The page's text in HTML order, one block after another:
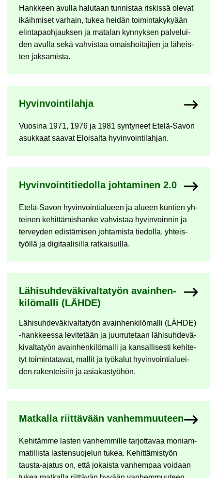
Hank­keen avul­la ha­lu­taan tun­nis­taa ris­kis­sä ole­vat
ikäih­mi­set var­hain, tukea hei­dän toi­min­ta­ky­ky­ään
elin­ta­paoh­jauk­sen ja ma­ta­lan kyn­nyk­sen pal­ve­lui­
den avul­la sekä vah­vis­taa omais­hoi­ta­jien ja lä­heis­
ten jak­sa­mis­ta.
Hy­vin­voin­ti­lah­ja
Vuo­si­na 1971, 1976 ja 1981 syn­ty­neet Etelä-​Savon
asuk­kaat saa­vat Eloi­sal­ta hy­vin­voin­ti­lah­jan.
Hy­vin­voin­ti­tie­dol­la joh­ta­mi­nen 2.0
Etelä-​Savon hy­vin­voin­tia­lu­een ja alu­een kun­tien yh­
tei­nen ke­hit­tä­mis­han­ke vah­vis­taa hy­vin­voin­nin ja
ter­vey­den edis­tä­mi­sen joh­ta­mis­ta tie­dol­la, yh­teis­
työl­lä ja di­gi­taa­li­sil­la rat­kai­suil­la.
Lä­hi­suh­de­vä­ki­val­ta­työn avain­hen­
ki­lö­mal­li (LÄHDE)
Lä­hi­suh­de­vä­ki­val­ta­työn avain­hen­ki­lö­mal­li (LÄHDE)
-​hankkeessa le­vi­te­tään ja juur­ru­te­taan lä­hi­suh­de­vä­
ki­val­ta­työn avain­hen­ki­lö­mal­li ja kan­sal­li­ses­ti ke­hi­te­
tyt toi­min­ta­ta­vat, mal­lit ja työ­ka­lut hy­vin­voin­tia­luei­
den ra­ken­tei­siin ja asia­kas­työ­hön.
Mat­kal­la riit­tä­vään van­hem­muu­teen
Ke­hi­täm­me las­ten van­hem­mil­le tar­jot­ta­vaa mo­niam­
ma­til­lis­ta las­ten­suo­je­lun tukea. Ke­hit­tä­mis­työn
tausta-​ajatus on, että jo­kais­ta van­hem­paa voi­daan